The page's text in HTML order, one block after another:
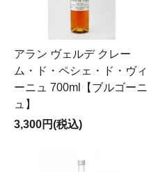
アラン ヴェルデ クレー
ム・ド・ペシェ・ド・ヴィ
ーニュ 700ml【ブルゴーニ
ュ】
3,300円(税込)